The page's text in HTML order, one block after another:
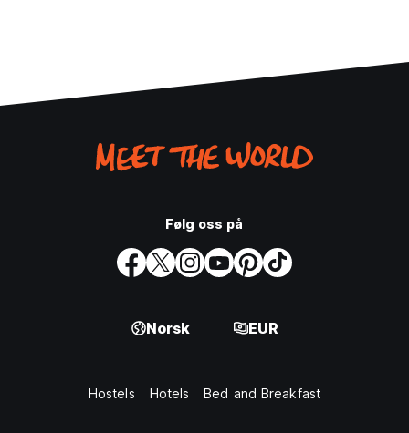
Følg oss på
Norsk EUR
Hostels Hotels Bed and Breakfast